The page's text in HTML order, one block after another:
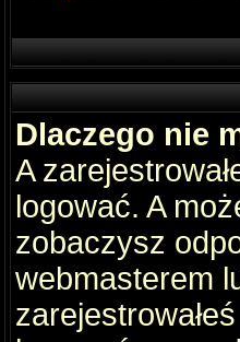
Dlaczego nie
A
logować. A
zobaczysz
webmasterem